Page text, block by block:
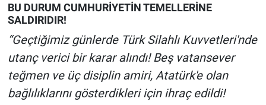
BU DURUM CUMHURİYETİN TEMELLERİNE
SALDIRIDIR!
“Geçtiğimiz günlerde Türk Silahlı Kuvvetleri'nde
utanç verici bir karar alındı! Beş vatansever
teğmen ve üç disiplin amiri, Atatürk'e olan
bağlılıklarını gösterdikleri için ihraç edildi!